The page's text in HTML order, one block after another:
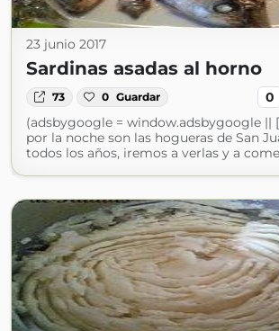
23 junio 2017
Sardinas asadas al horno
73 0 Guardar 0
(adsbygoogle = window.adsbygoogle ||
por la noche son las hogueras de San
todos los años, iremos a verlas y a